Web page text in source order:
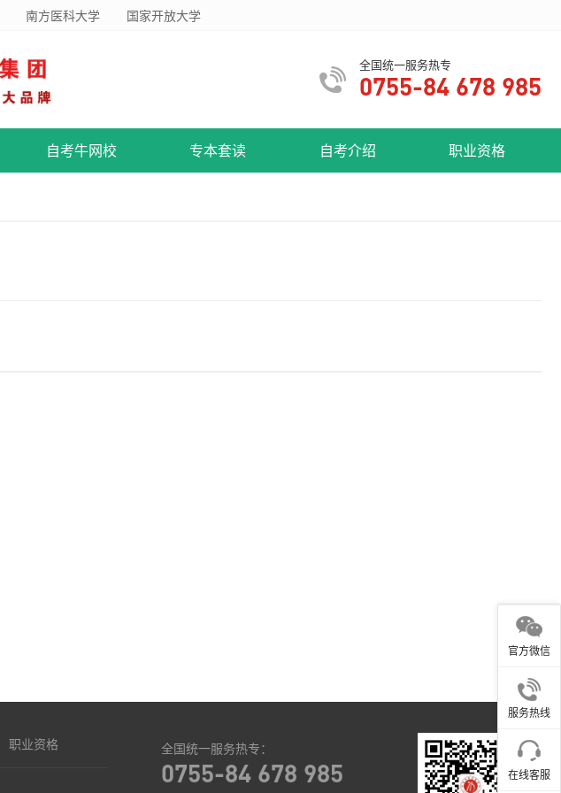
南方医科大学 国家开放大学
全国统一服务热专
0755-84 678 985
自考牛网校 专本套读 自考介绍 职业资格
职业资格 全国统一服务热专：
0755-84 678 985
官方微信
服务热线
在线客服